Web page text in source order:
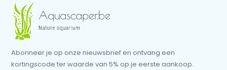
Abonneer je op onze nieuwsbrief en ontvang een
kortingscode ter waarde van 5% op je eerste aankoop.